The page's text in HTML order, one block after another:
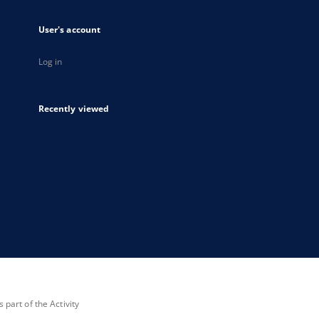
User's account
Log in
Recently viewed
part of the Activity